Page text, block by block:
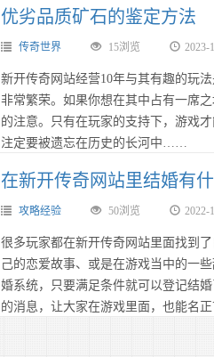
优劣品质矿石的鉴定方法
传奇世界 15浏览 2023-
新开传奇网站经营10年与其有趣的玩
非常繁荣。如果你想在其中占有一席
的注意。只有在玩家的支持下，游戏
注定要被遗忘在历史的长河中……
在新开传奇网站里结婚有什
攻略经验 50浏览 2022-
很多玩家都在新开传奇网站里面找到
己的恋爱故事、或是在游戏当中的一
婚系统，只要满足条件就可以登记结
的消息，让大家在游戏里面，也能名